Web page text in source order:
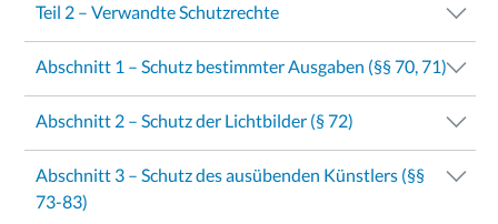
Teil 2 – Verwandte Schutzrechte
Abschnitt 1 – Schutz bestimmter Ausgaben (§§ 70, 71)
Abschnitt 2 – Schutz der Lichtbilder (§ 72)
Abschnitt 3 – Schutz des ausübenden Künstlers (§§
73-83)